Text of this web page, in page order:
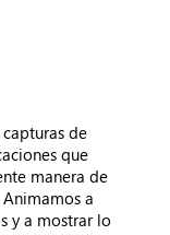
de
que
manera de
a
y a mostrar lo